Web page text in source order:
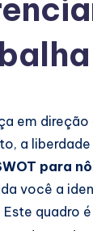
em
a
para
você a
Este quadro